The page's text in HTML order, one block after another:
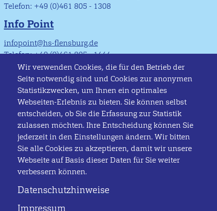
Wir verwenden Cookies, die für den Betrieb der
Seite notwendig sind und Cookies zur anonymen
Statistikzwecken, um Ihnen ein optimales
Webseiten-Erlebnis zu bieten. Sie können selbst
entscheiden, ob Sie die Erfassung zur Statistik
zulassen möchten. Ihre Entscheidung können Sie
jederzeit in den Einstellungen ändern. Wir bitten
Sie alle Cookies zu akzeptieren, damit wir unsere
Webseite auf Basis dieser Daten für Sie weiter
verbessern können.
Datenschutzhinweise
Impressum
Telefon: +49 (0)461 805 - 1308
Info Point
infopoint@hs-flensburg.de
Telefon: +49 (0)461 805 - 1444
Kontakt
Hochschule Flensburg
Kanzleistraße 91–93
24943 Flensburg
Telefon: +49 (0)461 805 - 01
Telefax: +49 (0)461 805 - 1300
infopoint@hs-flensburg.de
Rechtliches
Impressum
Datenschutzerklärung